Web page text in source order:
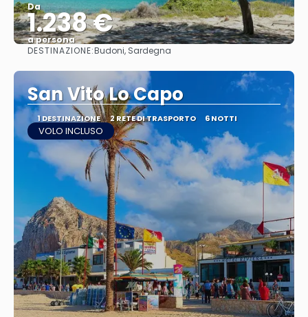
Da
1.238 €
a persona
Vedere
DESTINAZIONE:Budoni, Sardegna
San Vito Lo Capo
1 DESTINAZIONE 2 RETE DI TRASPORTO 6 NOTTI
VOLO INCLUSO